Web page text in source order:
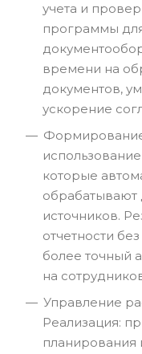
учета и
программы
времени на
документов,
ускорение
Формирование
которые
обрабатывают
источников.
отчетности
более точный
на
Управление
Реализация:
планирования